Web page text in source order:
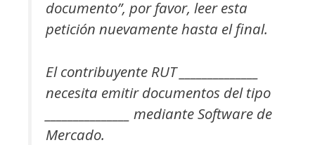
documento”, por favor, leer esta
petición nuevamente hasta el final.
El contribuyente RUT ______________
necesita emitir documentos del tipo
_______________ mediante Software de
Mercado.